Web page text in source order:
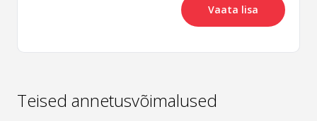
Vaata lisa
Teised annetusvõimalused